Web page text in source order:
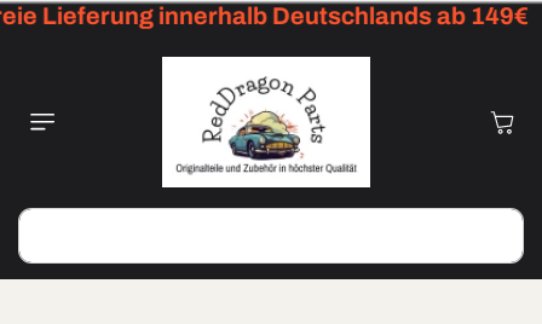
Skip To
Lieferung innerhalb Deutschlands ab 149€
Cart